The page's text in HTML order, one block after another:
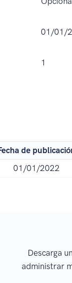
01/01/
1
de
01/01/2022
Descarga un
administrar